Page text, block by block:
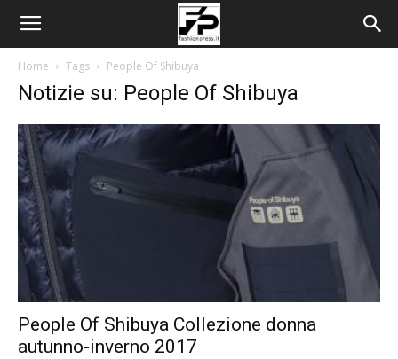
Home Tags People Of Shibuya
Notizie su: People Of Shibuya
People Of Shibuya Collezione donna
autunno-inverno 2017